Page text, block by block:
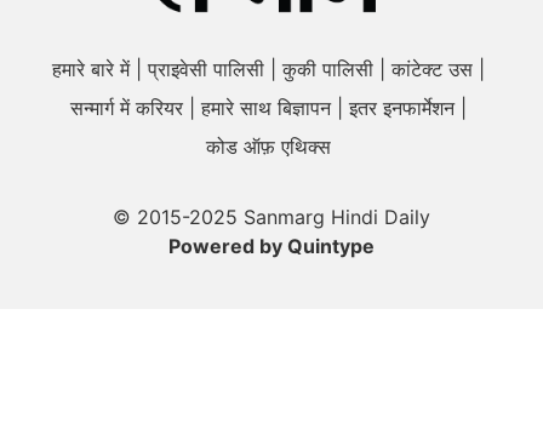
हमारे बारे में प्राइवेसी पालिसी कुकी पालिसी
कांटेक्ट उस
सन्मार्ग में करियर
हमारे साथ बिज्ञापन
इतर इनफार्मेशन
कोड ऑफ़ एथिक्स
© 2015-2025 Sanmarg Hindi Daily
Powered by Quintype